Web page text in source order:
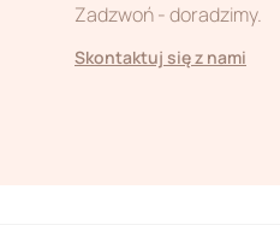
Zadzwoń - doradzimy.
Skontaktuj się z nami